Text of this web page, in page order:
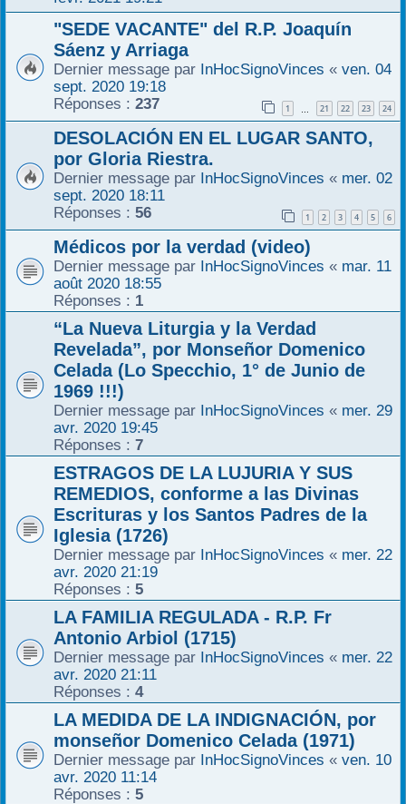
"SEDE VACANTE" del R.P. Joaquín
Sáenz y Arriaga
Dernier message par InHocSignoVinces « ven. 04
sept. 2020 19:18
Réponses : 237 1 … 21 22 23 24
DESOLACIÓN EN EL LUGAR SANTO,
por Gloria Riestra.
Dernier message par InHocSignoVinces « mer. 02
sept. 2020 18:11
Réponses : 56 1 2 3 4 5 6
Médicos por la verdad (video)
Dernier message par InHocSignoVinces « mar. 11
août 2020 18:55
Réponses : 1
“La Nueva Liturgia y la Verdad
Revelada”, por Monseñor Domenico
Celada (Lo Specchio, 1° de Junio de
1969 !!!)
Dernier message par InHocSignoVinces « mer. 29
avr. 2020 19:45
Réponses : 7
ESTRAGOS DE LA LUJURIA Y SUS
REMEDIOS, conforme a las Divinas
Escrituras y los Santos Padres de la
Iglesia (1726)
Dernier message par InHocSignoVinces « mer. 22
avr. 2020 21:19
Réponses : 5
LA FAMILIA REGULADA - R.P. Fr
Antonio Arbiol (1715)
Dernier message par InHocSignoVinces « mer. 22
avr. 2020 21:11
Réponses : 4
LA MEDIDA DE LA INDIGNACIÓN, por
monseñor Domenico Celada (1971)
Dernier message par InHocSignoVinces « ven. 10
avr. 2020 11:14
Réponses : 5